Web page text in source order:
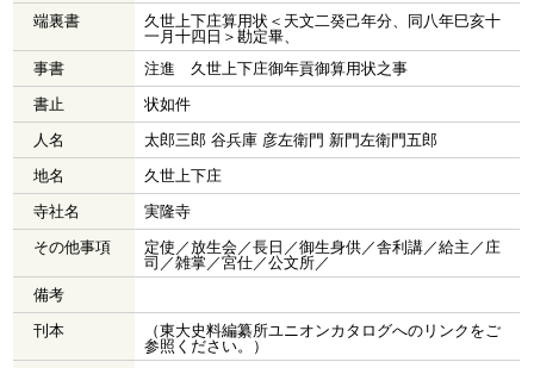
端裏書
久世上下庄算用状＜天文二癸己年分、同八年巳亥十
一月十四日＞勘定畢、
事書
注進 久世上下庄御年貢御算用状之事
書止
状如件
人名
太郎三郎 谷兵庫 彦左衛門 新門左衛門五郎
地名
久世上下庄
寺社名
実隆寺
その他事項
定使／放生会／長日／御生身供／舎利講／給主／庄
司／雑掌／宮仕／公文所／
備考
刊本
（東大史料編纂所ユニオンカタログへのリンクをご
参照ください。）